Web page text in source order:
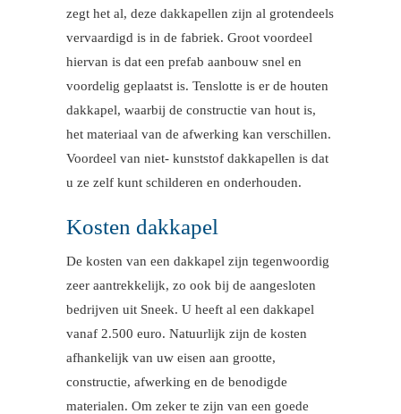
zegt het al, deze dakkapellen zijn al grotendeels
vervaardigd is in de fabriek. Groot voordeel
hiervan is dat een prefab aanbouw snel en
voordelig geplaatst is. Tenslotte is er de houten
dakkapel, waarbij de constructie van hout is,
het materiaal van de afwerking kan verschillen.
Voordeel van niet- kunststof dakkapellen is dat
u ze zelf kunt schilderen en onderhouden.
Kosten dakkapel
De kosten van een dakkapel zijn tegenwoordig
zeer aantrekkelijk, zo ook bij de aangesloten
bedrijven uit Sneek. U heeft al een dakkapel
vanaf 2.500 euro. Natuurlijk zijn de kosten
afhankelijk van uw eisen aan grootte,
constructie, afwerking en de benodigde
materialen. Om zeker te zijn van een goede